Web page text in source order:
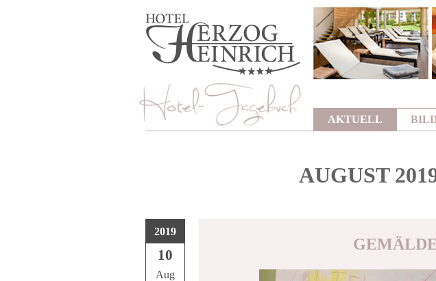
AKTUELL
AUGUST
2019
10
Aug